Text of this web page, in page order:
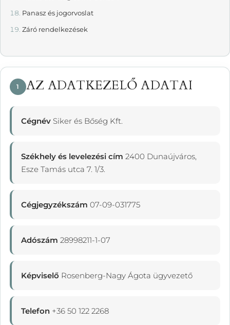
Panasz és jogorvoslat
Záró rendelkezések
1 AZ ADATKEZELŐ ADATAI
Cégnév Siker és Bőség Kft.
Székhely és levelezési cím 2400 Dunaújváros,
Esze Tamás utca 7. 1/3.
Cégjegyzékszám 07-09-031775
Adószám 28998211-1-07
Képviselő Rosenberg-Nagy Ágota ügyvezető
Telefon +36 50 122 2268